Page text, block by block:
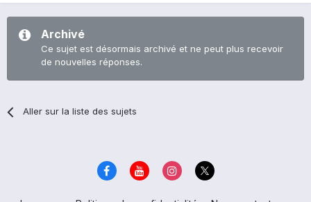
Archivé
Ce sujet est désormais archivé et ne peut plus recevoir
de nouvelles réponses.
Aller sur la liste des sujets